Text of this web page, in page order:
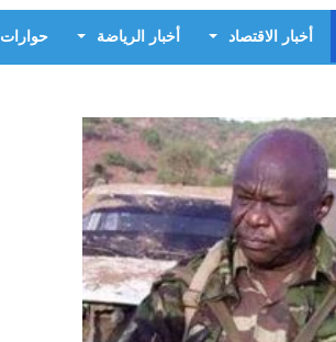
أخبار الاقتصاد أخبار الرياضة حوارات